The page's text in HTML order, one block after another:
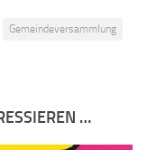
Gemeindeversammlung
…